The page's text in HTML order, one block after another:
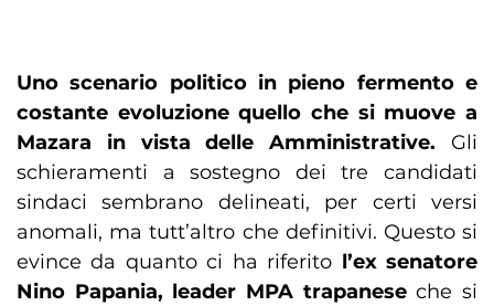
Uno scenario politico in pieno fermento e
costante evoluzione quello che si muove a
Mazara in vista delle Amministrative. Gli
schieramenti a sostegno dei tre candidati
sindaci sembrano delineati, per certi versi
anomali, ma tutt’altro che definitivi. Questo si
evince da quanto ci ha riferito l’ex senatore
Nino Papania, leader MPA trapaneseche si